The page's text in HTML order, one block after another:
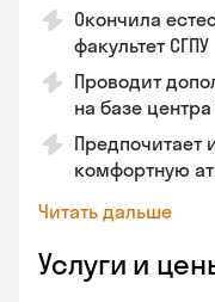
Окончила
факультет СГПУ
Проводит
на базе
Предпочитает
комфортную
Читать дальше
Услуги и